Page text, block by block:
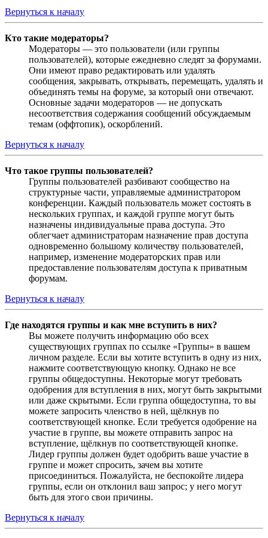
Вернуться к началу
Кто такие модераторы?
Модераторы — это пользователи (или группы
пользователей), которые ежедневно следят за форумами.
Они имеют право редактировать или удалять
сообщения, закрывать, открывать, перемещать, удалять и
объединять темы на форуме, за который они отвечают.
Основные задачи модераторов — не допускать
несоответствия содержания сообщений обсуждаемым
темам (оффтопик), оскорблений.
Вернуться к началу
Что такое группы пользователей?
Группы пользователей разбивают сообщество на
структурные части, управляемые администратором
конференции. Каждый пользователь может состоять в
нескольких группах, и каждой группе могут быть
назначены индивидуальные права доступа. Это
облегчает администраторам назначение прав доступа
одновременно большому количеству пользователей,
например, изменение модераторских прав или
предоставление пользователям доступа к приватным
форумам.
Вернуться к началу
Где находятся группы и как мне вступить в них?
Вы можете получить информацию обо всех
существующих группах по ссылке «Группы» в вашем
личном разделе. Если вы хотите вступить в одну из них,
нажмите соответствующую кнопку. Однако не все
группы общедоступны. Некоторые могут требовать
одобрения для вступления в них, могут быть закрытыми
или даже скрытыми. Если группа общедоступна, то вы
можете запросить членство в ней, щёлкнув по
соответствующей кнопке. Если требуется одобрение на
участие в группе, вы можете отправить запрос на
вступление, щёлкнув по соответствующей кнопке.
Лидер группы должен будет одобрить ваше участие в
группе и может спросить, зачем вы хотите
присоединиться. Пожалуйста, не беспокойте лидера
группы, если он отклонил ваш запрос; у него могут
быть для этого свои причины.
Вернуться к началу